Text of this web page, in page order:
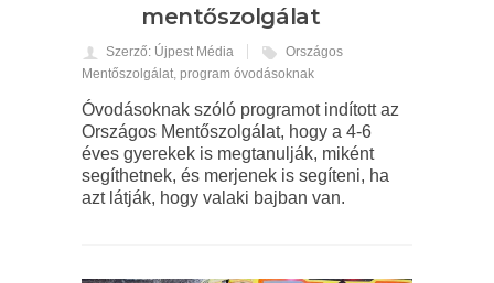
mentőszolgálat
Szerző: Újpest Média
Országos
Mentőszolgálat, program óvodásoknak
Óvodásoknak szóló programot indított az
Országos Mentőszolgálat, hogy a 4-6
éves gyerekek is megtanulják, miként
segíthetnek, és merjenek is segíteni, ha
azt látják, hogy valaki bajban van.